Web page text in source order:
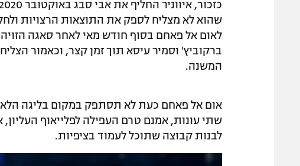
שהוא לא מצליח לספק את התוצאות הרצויות
לאום אל פאחם בסוף חודש מאי לאחר סאגה
ברקוביץ' וסמיר עיסא תוך זמן קצר, וכאמור
המשנה.
אום אל פאחם כעת לא תסתפק במקום בליגה
שתי עונות, אמנם טרם העפילה לפלייאוף העליון,
לבנות קבוצה שתוכל לעמוד בציפיות.